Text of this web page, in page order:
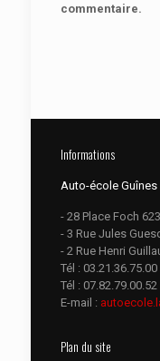
commentaire.
Informations
Auto-école Guînes
- 28 Place Foch
- 3 Rue Jules
- 2 Rue Henri
Tél : 03.21.36.75.00
Tél : 07.82.79.00.52
E-mail :
Plan du site